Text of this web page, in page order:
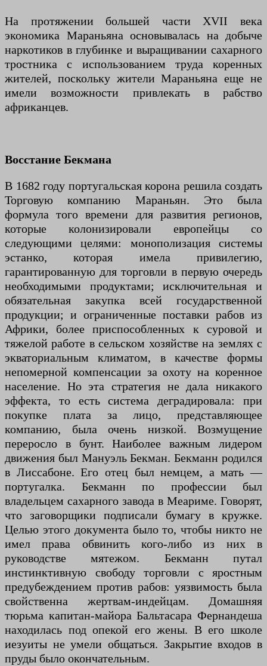
На протяжении большей части XVII века
экономика Мараньяна основывалась на добыче
наркотиков в глубинке и выращивании сахарного
тростника с использованием труда коренных
жителей, поскольку жители Мараньяна еще не
имели возможности привлекать в рабство
африканцев.
Восстание Бекмана
В 1682 году португальская корона решила создать
Торговую компанию Мараньян. Это была
формула того времени для развития регионов,
которые колонизировали европейцы со
следующими целями: монополизация системы
эстанко, которая имела привилегию,
гарантированную для торговли в первую очередь
необходимыми продуктами; исключительная и
обязательная закупка всей государственной
продукции; и ограниченные поставки рабов из
Африки, более приспособленных к суровой и
тяжелой работе в сельском хозяйстве на землях с
экваториальным климатом, в качестве формы
непомерной компенсации за охоту на коренное
население. Но эта стратегия не дала никакого
эффекта, то есть система деградировала: при
покупке плата за лицо, представляющее
компанию, была очень низкой. Возмущение
переросло в бунт. Наиболее важным лидером
движения был Мануэль Бекман. Бекманн родился
в Лиссабоне. Его отец был немцем, а мать —
португалка. Бекманн по профессии был
владельцем сахарного завода в Меариме. Говорят,
что заговорщики подписали бумагу в кружке.
Целью этого документа было то, чтобы никто не
имел права обвинить кого-либо из них в
руководстве мятежом. Бекманн путал
инстинктивную свободу торговли с яростным
предубеждением против рабов: уязвимость была
свойственна жертвам-индейцам. Домашняя
тюрьма капитан-майора Бальтасара Фернандеша
находилась под опекой его жены. В его школе
иезуиты не умели общаться. Закрытие входов в
пруды было окончательным.